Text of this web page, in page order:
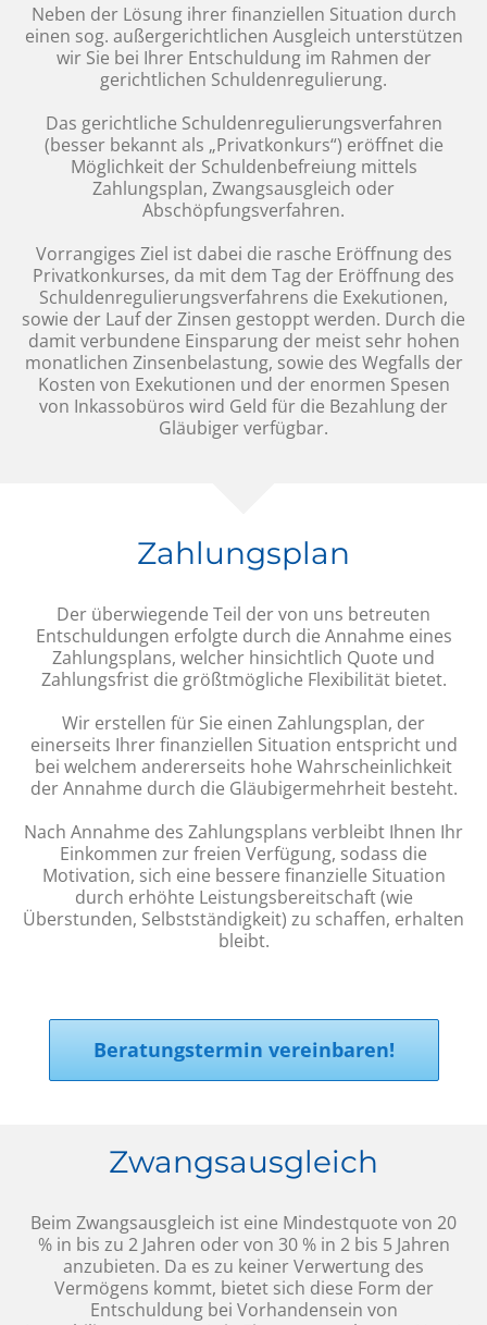
Neben der Lösung ihrer finanziellen Situation durch
einen sog. außergerichtlichen Ausgleich unterstützen
wir Sie bei Ihrer Entschuldung im Rahmen der
gerichtlichen Schuldenregulierung.
Das gerichtliche Schuldenregulierungsverfahren
(besser bekannt als „Privatkonkurs“) eröffnet die
Möglichkeit der Schuldenbefreiung mittels
Zahlungsplan, Zwangsausgleich oder
Abschöpfungsverfahren.
Vorrangiges Ziel ist dabei die rasche Eröffnung des
Privatkonkurses, da mit dem Tag der Eröffnung des
Schuldenregulierungsverfahrens die Exekutionen,
sowie der Lauf der Zinsen gestoppt werden. Durch die
damit verbundene Einsparung der meist sehr hohen
monatlichen Zinsenbelastung, sowie des Wegfalls der
Kosten von Exekutionen und der enormen Spesen
von Inkassobüros wird Geld für die Bezahlung der
Gläubiger verfügbar.
Zahlungsplan
Der überwiegende Teil der von uns betreuten
Entschuldungen erfolgte durch die Annahme eines
Zahlungsplans, welcher hinsichtlich Quote und
Zahlungsfrist die größtmögliche Flexibilität bietet.
Wir erstellen für Sie einen Zahlungsplan, der
einerseits Ihrer finanziellen Situation entspricht und
bei welchem andererseits hohe Wahrscheinlichkeit
der Annahme durch die Gläubigermehrheit besteht.
Nach Annahme des Zahlungsplans verbleibt Ihnen Ihr
Einkommen zur freien Verfügung, sodass die
Motivation, sich eine bessere finanzielle Situation
durch erhöhte Leistungsbereitschaft (wie
Überstunden, Selbstständigkeit) zu schaffen, erhalten
bleibt.
Beratungstermin vereinbaren!
Zwangsausgleich
Beim Zwangsausgleich ist eine Mindestquote von 20
% in bis zu 2 Jahren oder von 30 % in 2 bis 5 Jahren
anzubieten. Da es zu keiner Verwertung des
Vermögens kommt, bietet sich diese Form der
Entschuldung bei Vorhandensein von